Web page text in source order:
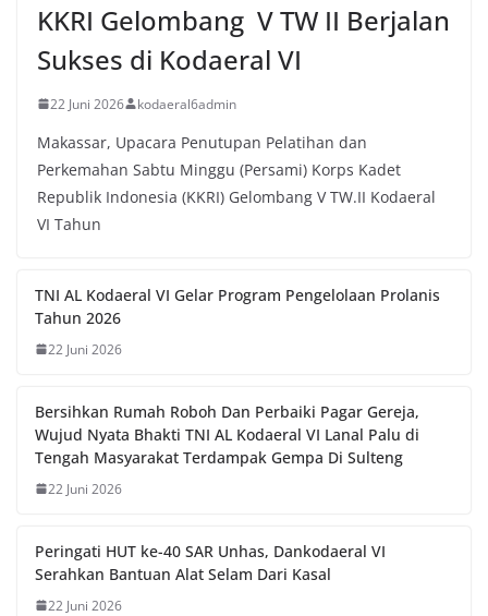
KKRI Gelombang V TW II Berjalan
Sukses di Kodaeral VI
22 Juni 2026 kodaeral6admin
Makassar, Upacara Penutupan Pelatihan dan
Perkemahan Sabtu Minggu (Persami) Korps Kadet
Republik Indonesia (KKRI) Gelombang V TW.II Kodaeral
VI Tahun
TNI AL Kodaeral VI Gelar Program Pengelolaan Prolanis
Tahun 2026
22 Juni 2026
Bersihkan Rumah Roboh Dan Perbaiki Pagar Gereja,
Wujud Nyata Bhakti TNI AL Kodaeral VI Lanal Palu di
Tengah Masyarakat Terdampak Gempa Di Sulteng
22 Juni 2026
Peringati HUT ke-40 SAR Unhas, Dankodaeral VI
Serahkan Bantuan Alat Selam Dari Kasal
22 Juni 2026